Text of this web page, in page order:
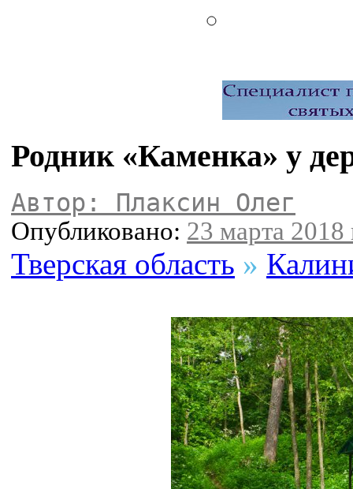
Родник «Каменка» у
Автор: Плаксин Олег
Опубликовано: 23 марта 2018
Тверская область »